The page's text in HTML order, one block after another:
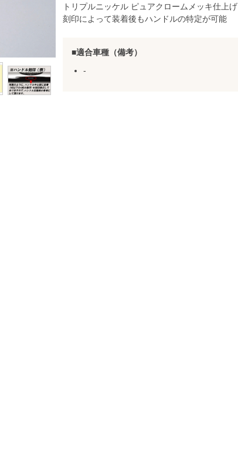
トリプルニッケル ピュアクロームメッキ仕上げ
刻印によって装着後もハンドルの特定が可能
適合車種（備考）
-